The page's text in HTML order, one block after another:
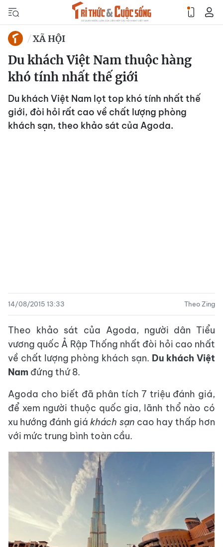
XÃ HỘI
Du khách Việt Nam thuộc hàng
khó tính nhất thế giới
Du khách Việt Nam lọt top khó tính nhất thế
giới, đòi hỏi rất cao về chất lượng phòng
khách sạn, theo khảo sát của Agoda.
14/08/2015 13:33 Theo Zing
Theo khảo sát của Agoda, người dân Tiểu
vương quốc Ả Rập Thống nhất đòi hỏi cao nhất
về chất lượng phòng khách sạn. Du khách Việt
Nam đứng thứ 8.
Agoda cho biết đã phân tích 7 triệu đánh giá,
để xem người thuộc quốc gia, lãnh thổ nào có
xu hướng đánh giákhách sạn cao hay thấp hơn
với mức trung bình toàn cầu.